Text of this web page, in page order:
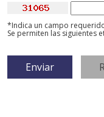
*Indica un campo
Se permiten las siguientes